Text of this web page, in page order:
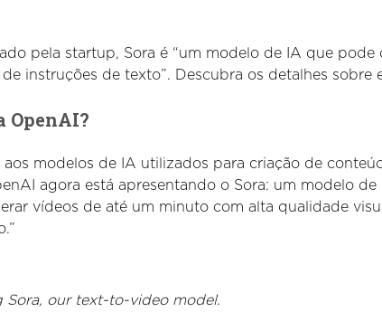
pela startup, Sora é “um modelo de IA que pode
instruções de texto”. Descubra os detalhes sobre
OpenAI?
aos modelos de IA utilizados para criação de
agora está apresentando o Sora: um modelo de
vídeos de até um minuto com alta qualidade
Sora, our text-to-video model.